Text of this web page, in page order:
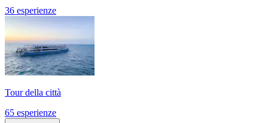
36 esperienze
Tour della città
65 esperienze